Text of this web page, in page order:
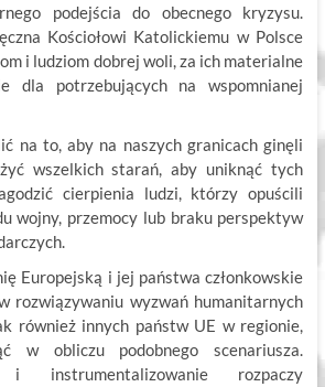
podejścia do obecnego kryzysu.
Kościołowi Katolickiemu w Polsce
i ludziom dobrej woli, za ich materialne
dla potrzebujących na wspomnianej
na to, aby na naszych granicach ginęli
wszelkich starań, aby uniknąć tych
cierpienia ludzi, którzy opuścili
wojny, przemocy lub braku perspektyw
Europejską i jej państwa członkowskie
rozwiązywaniu wyzwań humanitarnych
również innych państw UE w regionie,
w obliczu podobnego scenariusza.
i instrumentalizowanie rozpaczy